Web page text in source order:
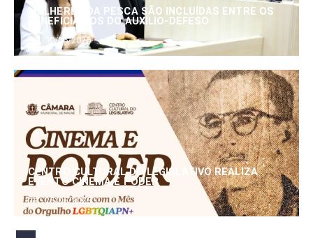
MULHERES DA PESCA SÃO INCLUÍDAS ENTRE OS
BENEFICIÁRIOS DO AUXÍLIO-DEFESO
30/06/2026
CENTRO CULTURAL DO LEGISLATIVO REALIZA
EVENTO CINEMA E PODER
25/06/2026